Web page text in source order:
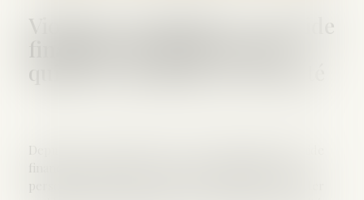
Violences conjugales : une aide
quitter le domicile en sécurité
Depuis le 1er décembre 2023, la Caf propose une aide
financière d’urgence (AVVC) pour permettre aux